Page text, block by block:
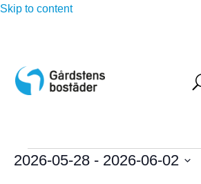
Skip to content
Evenemang
2026-05-28 - 2026-06-02